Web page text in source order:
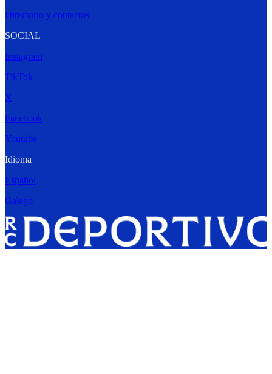
Directorio y contactos
SOCIAL
Instagram
TikTok
X
Facebook
Youtube
Idioma
Español
Galego